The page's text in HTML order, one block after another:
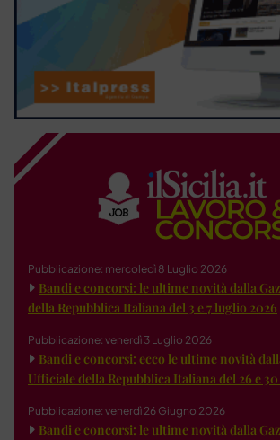
Pubblicazione: mercoledì 8 Luglio 2026
Bandi e concorsi: le ultime novità dalla
della Repubblica Italiana del 3 e 7 luglio 2026
Pubblicazione: venerdì 3 Luglio 2026
Bandi e concorsi: ecco le ultime novità
Ufficiale della Repubblica Italiana del 26 e
Pubblicazione: venerdì 26 Giugno 2026
Bandi e concorsi: le ultime novità dalla